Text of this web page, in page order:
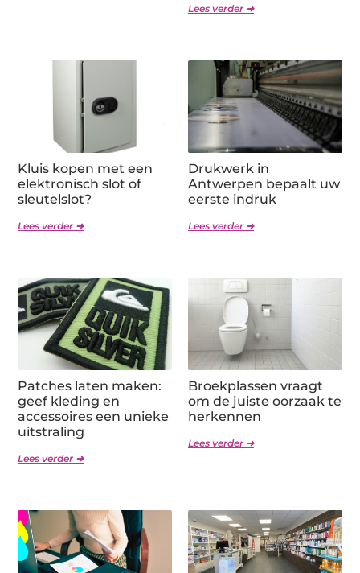
Lees verder ➜
Kluis kopen met een
elektronisch slot of
sleutelslot?
Lees verder ➜
Drukwerk in
Antwerpen bepaalt uw
eerste indruk
Lees verder ➜
Patches laten maken:
geef kleding en
accessoires een unieke
uitstraling
Lees verder ➜
Broekplassen vraagt
om de juiste oorzaak te
herkennen
Lees verder ➜